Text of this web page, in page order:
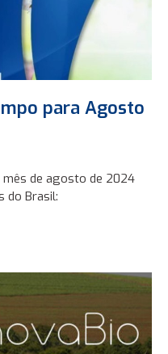
para Agosto
mês de agosto de 2024
do Brasil: